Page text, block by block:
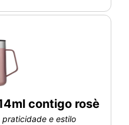
contigo rosè
e estilo